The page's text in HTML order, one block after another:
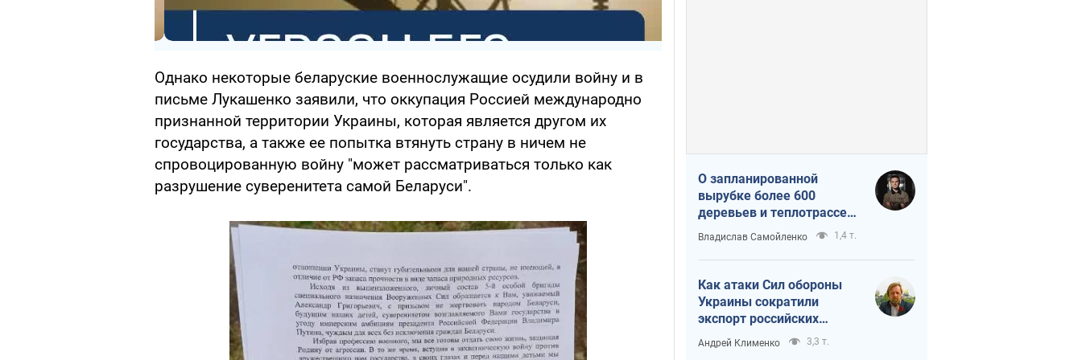
Однако некоторые беларуские военнослужащие осудили войну и в
письме Лукашенко заявили, что оккупация Россией международно
признанной территории Украины, которая является другом их
государства, а также ее попытка втянуть страну в ничем не
спровоцированную войну "может рассматриваться только как
разрушение суверенитета самой Беларуси".
О запланированной
вырубке более 600
деревьев и теплотрассе:
что происходит на
Теремках в Киеве
Владислав Самойленко 1,4 т.
Как атаки Сил обороны
Украины сократили
экспорт российских
нефтепродуктов
Андрей Клименко 3,3 т.